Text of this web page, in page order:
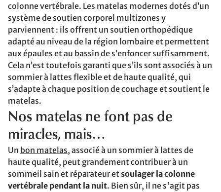
colonne vertébrale. Les matelas modernes dotés d’un
système de soutien corporel multizones y
parviennent : ils offrent un soutien orthopédique
adapté au niveau de la région lombaire et permettent
aux épaules et au bassin de s’enfoncer suffisamment.
Cela n’est toutefois garanti que s’ils sont associés à un
sommier à lattes flexible et de haute qualité, qui
s’adapte à chaque position de couchage et soutient le
matelas.
Nos matelas ne font pas de
miracles, mais…
Un bon matelas, associé à un sommier à lattes de
haute qualité, peut grandement contribuer à un
sommeil sain et réparateur etsoulager la colonne
vertébrale pendant la nuit. Bien sûr, il ne s'agit pas